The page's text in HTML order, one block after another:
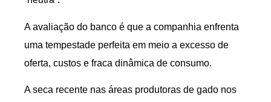
A avaliação do banco é que a companhia enfrenta
uma tempestade perfeita em meio a excesso de
oferta, custos e fraca dinâmica de consumo.
A seca recente nas áreas produtoras de gado nos